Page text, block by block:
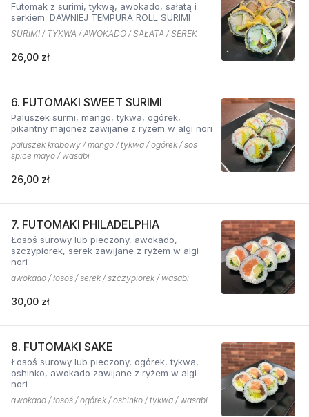
Futomak z surimi, tykwą, awokado, sałatą i
serkiem. DAWNIEJ TEMPURA ROLL SURIMI
SURIMI / TYKWA / AWOKADO / SAŁATA / SEREK
26,00 zł
6. FUTOMAKI SWEET SURIMI
Paluszek surmi, mango, tykwa, ogórek,
pikantny majonez zawijane z ryżem w algi nori
paluszek krabowy / mango / tykwa / ogórek / sos
spice mayo / wasabi
26,00 zł
7. FUTOMAKI PHILADELPHIA
Łosoś surowy lub pieczony, awokado,
szczypiorek, serek zawijane z ryżem w algi
nori
awokado / łosoś / serek / szczypiorek / wasabi
30,00 zł
8. FUTOMAKI SAKE
Łosoś surowy lub pieczony, ogórek, tykwa,
oshinko, awokado zawijane z ryżem w algi
nori
awokado / łosoś / ogórek / oshinko / tykwa / wasabi